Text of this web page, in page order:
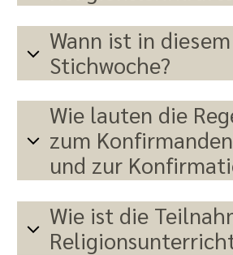
Wann ist in
Stichwoche?
Wie lauten die
zum
und zur
Wie ist die